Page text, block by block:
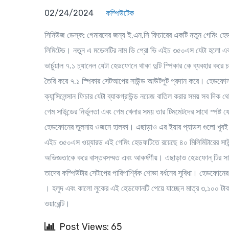
02/24/2024 কম্পিউটেক
সিনিউজ ডেস্ক: গেমারদের জন্য ই,এন,সি ফিচারের একটি নতুন গেমিং
লিমিটেড। নতুন এ মডেলটির নাম ভি প্রো ভি এইচ ৩৫০এস যেটা হলো
ভার্চুয়াল ৭.১ চ্যানেল যেটা হেডফোনে থাকা দুটি স্পিকার কে ব্যবহার
তৈরি করে ৭.১ স্পিকার সেটআপের সাউন্ড আউটপুট প্রদান করে।
ক্যান্সিলেন্সান ফিচার যেটা ব্যাকগ্রাউন্ড নয়েজ বাতিল করার সময় সব
গেম সাউন্ডের নির্ভুলতা এবং গেম খেলার সময় তার টিমমেটদের সাথে
হেডফোনের তুলনায় ওজনে হালকা। এছাড়াও এর ইয়ার প্যাডস গুলো খুবই
এইচ ৩৫০এস ওয়্যারড এই গেমিং হেডফটিতে রয়েছে ৪০ মিলিমিটারের
অভিজ্ঞতাকে করে বাস্তবসম্মত এবং আকর্ষণীয়। এছাড়াও হেডফোন্ টির
তাদের কম্পিউটার সেটাপের পারিপার্শ্বিক শোভা বর্ধনের সুবিধা।
। হলুদ এবং কালো লুকের এই হেডফোনটি পেয়ে যাচ্ছেন মাত্র ৩,১০০
ওয়ারেন্টি।
Post Views: 65